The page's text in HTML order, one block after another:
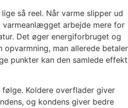
så reel. Når varme slipper ud
varmeanlægget arbejde mere for
Det øger energiforbruget og
man allerede betaler
punkter kan den samlede effekt
Koldere overflader giver
og kondens giver bedre